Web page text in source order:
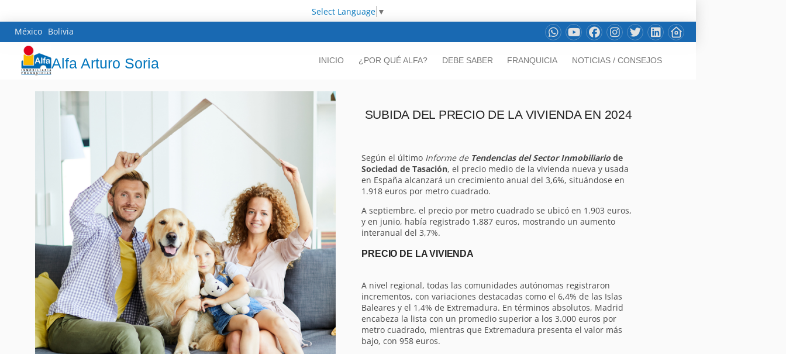
Select Language ▼
México Bolivia
Alfa Arturo Soria INICIO ¿POR QUÉ ALFA? DEBE SABER FRANQUICIA NOTICIAS / CONSEJOS
SUBIDA DEL PRECIO DE LA VIVIENDA EN 2024
Según el último Informe de Tendencias del Sector Inmobiliario de
Sociedad de Tasación, el precio medio de la vivienda nueva y usada
en España alcanzará un crecimiento anual del 3,6%, situándose en
1.918 euros por metro cuadrado.
A septiembre, el precio por metro cuadrado se ubicó en 1.903 euros,
y en junio, había registrado 1.887 euros, mostrando un aumento
interanual del 3,7%.
PRECIO DE LA VIVIENDA
A nivel regional, todas las comunidades autónomas registraron
incrementos, con variaciones destacadas como el 6,4% de las Islas
Baleares y el 1,4% de Extremadura. En términos absolutos, Madrid
encabeza la lista con un promedio superior a los 3.000 euros por
metro cuadrado, mientras que Extremadura presenta el valor más
bajo, con 958 euros.